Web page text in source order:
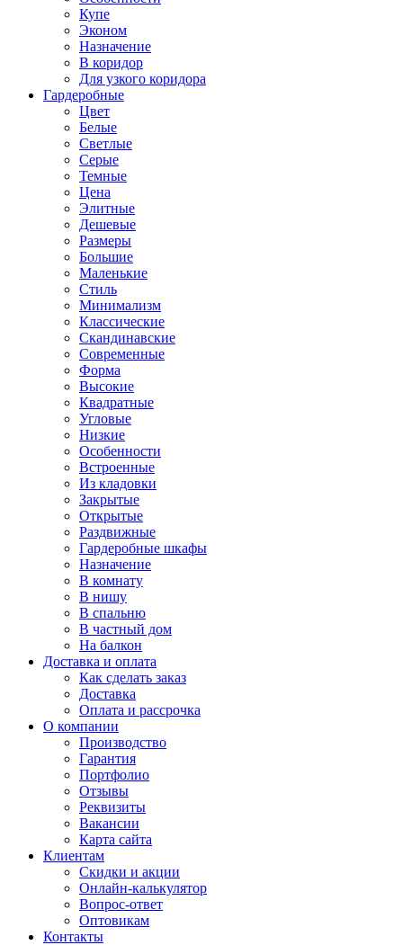
Купе
Эконом
Назначение
В коридор
Для узкого коридора
Гардеробные
Цвет
Белые
Светлые
Серые
Темные
Цена
Элитные
Дешевые
Размеры
Большие
Маленькие
Стиль
Минимализм
Классические
Скандинавские
Современные
Форма
Высокие
Квадратные
Угловые
Низкие
Особенности
Встроенные
Из кладовки
Закрытые
Открытые
Раздвижные
Гардеробные шкафы
Назначение
В комнату
В нишу
В спальню
В частный дом
На балкон
Доставка и оплата
Как сделать заказ
Доставка
Оплата и рассрочка
О компании
Производство
Гарантия
Портфолио
Отзывы
Реквизиты
Вакансии
Карта сайта
Клиентам
Скидки и акции
Онлайн-калькулятор
Вопрос-ответ
Оптовикам
Контакты